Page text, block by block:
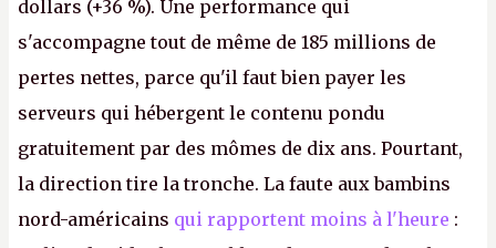
dollars (+36 %). Une performance qui
s'accompagne tout de même de 185 millions de
pertes nettes, parce qu'il faut bien payer les
serveurs qui hébergent le contenu pondu
gratuitement par des mômes de dix ans. Pourtant,
la direction tire la tronche. La faute aux bambins
nord-américains qui rapportent moins à l'heure :